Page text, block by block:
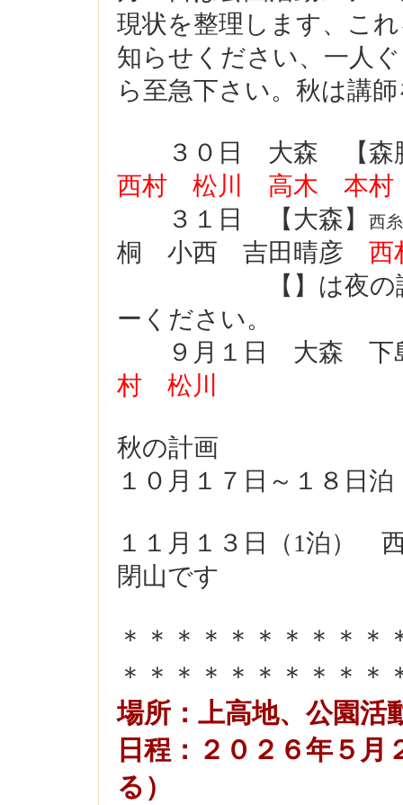
現状を整理します、こ
知らせください、一人
ら至急下さい。秋は講
３０日 大森 【森
西村 松川
高木
本
３１日 【大森】
西
桐 小西 吉田晴彦
【】は夜の講演
ーください。
９月１日 大森
村 松川
秋の計画
１０月１７日～１８日
１１月１３日（1泊）
閉山です
＊＊＊＊＊＊＊＊＊
＊＊＊＊＊＊＊＊＊＊
場所：上高地、公園活
日程：２０２６年５
る）